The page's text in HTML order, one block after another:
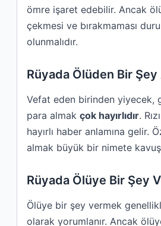
ömre işaret edebilir. Ancak
çekmesi ve bırakmaması
olunmalıdır.
Rüyada Ölüden Bir Şey
Vefat eden birinden yiyecek,
para almak çok hayırlıdır.
hayırlı haber anlamına gelir.
almak büyük bir nimete
Rüyada Ölüye Bir Şey
Ölüye bir şey vermek
olarak yorumlanır. Ancak